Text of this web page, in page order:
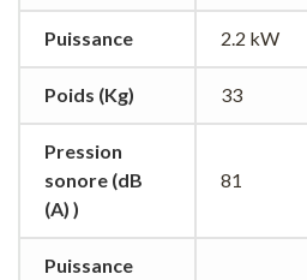
Puissance 2.2 kW
Poids (Kg) 33
Pression
sonore (dB
(A) )
81
Puissance